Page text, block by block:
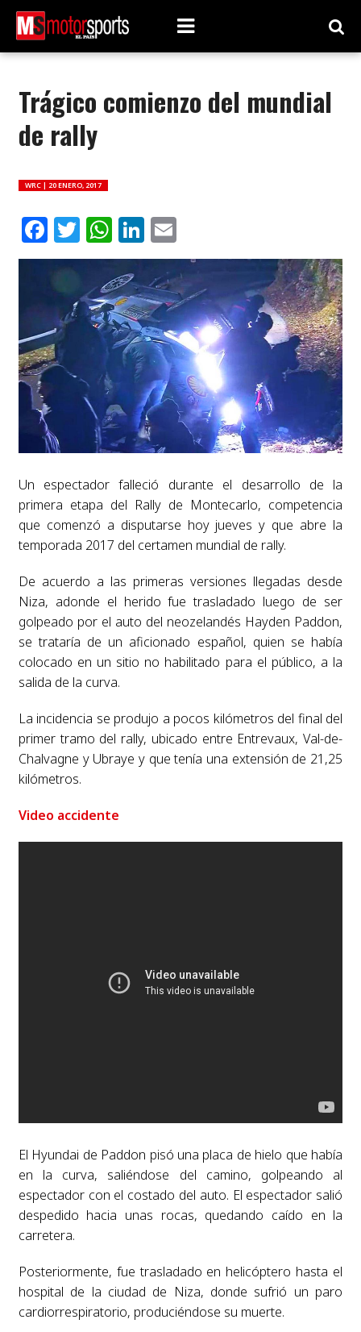
Trágico comienzo del mundial
de rally
WRC | 20 ENERO, 2017
Facebook
Twitter
WhatsApp
LinkedIn
Email
Un espectador falleció durante el desarrollo de la
primera etapa del Rally de Montecarlo, competencia
que comenzó a disputarse hoy jueves y que abre la
temporada 2017 del certamen mundial de rally.
De acuerdo a las primeras versiones llegadas desde
Niza, adonde el herido fue trasladado luego de ser
golpeado por el auto del neozelandés Hayden Paddon,
se trataría de un aficionado español, quien se había
colocado en un sitio no habilitado para el público, a la
salida de la curva.
La incidencia se produjo a pocos kilómetros del final del
primer tramo del rally, ubicado entre Entrevaux, Val-de-
Chalvagne y Ubraye y que tenía una extensión de 21,25
kilómetros.
Video accidente
El Hyundai de Paddon pisó una placa de hielo que había
en la curva, saliéndose del camino, golpeando al
espectador con el costado del auto. El espectador salió
despedido hacia unas rocas, quedando caído en la
carretera.
Posteriormente, fue trasladado en helicóptero hasta el
hospital de la ciudad de Niza, donde sufrió un paro
cardiorrespiratorio, produciéndose su muerte.